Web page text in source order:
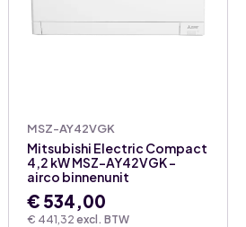
MSZ-AY42VGK
€ 441,32 excl. BTW
Mitsubishi Electric Compact
4,2 kW MSZ-AY42VGK –
airco binnenunit
€ 534,00